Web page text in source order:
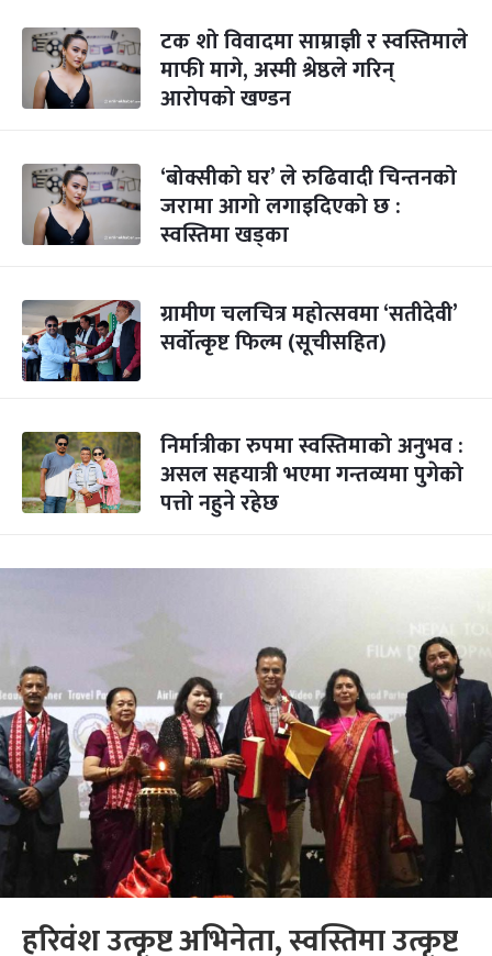
टक शो विवादमा साम्राज्ञी र स्वस्तिमाले
माफी मागे, अस्मी श्रेष्ठले गरिन्
आरोपको खण्डन
‘बोक्सीको घर’ ले रुढिवादी चिन्तनको
जरामा आगो लगाइदिएको छ :
स्वस्तिमा खड्का
ग्रामीण चलचित्र महोत्सवमा ‘सतीदेवी’
सर्वोत्कृष्ट फिल्म (सूचीसहित)
निर्मात्रीका रुपमा स्वस्तिमाको अनुभव :
असल सहयात्री भएमा गन्तव्यमा पुगेको
पत्तो नहुने रहेछ
हरिवंश उत्कृष्ट अभिनेता, स्वस्तिमा उत्कृष्ट